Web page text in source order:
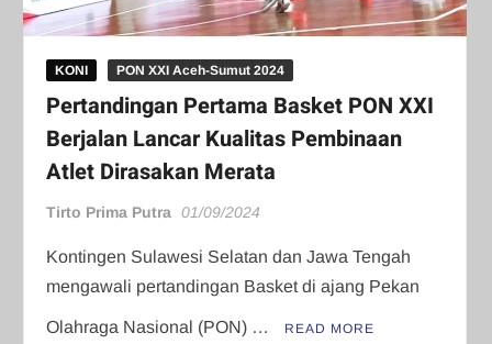
KONI PON XXI Aceh-Sumut 2024
Pertandingan Pertama Basket PON XXI
Berjalan Lancar Kualitas Pembinaan
Atlet Dirasakan Merata
Tirto Prima Putra 01/09/2024
Kontingen Sulawesi Selatan dan Jawa Tengah
mengawali pertandingan Basket di ajang Pekan
Olahraga Nasional (PON) … READ MORE